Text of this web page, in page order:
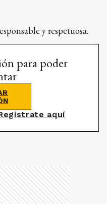
y respetuosa.
para poder
aquí